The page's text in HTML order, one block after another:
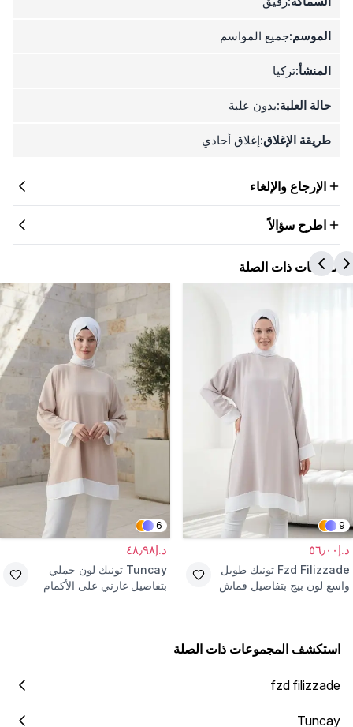
الموسم:جميع المواسم
المنشأ:تركيا
حالة العلبة:بدون علبة
طريقة الإغلاق:إغلاق أحادي
الإرجاع والإلغاء
اطرح سؤالاً
المنتجات ذات الصلة
9
د.إ٥٦٫٠٠
Fzd Filizzade تونيك طويل
واسع لون بيج بتفاصيل قماش
6
د.إ٤٨٫٩٨
Tuncay تونيك لون جملي
بتفاصيل غارني على الأكمام
استكشف المجموعات ذات الصلة
fzd filizzade
Tuncay